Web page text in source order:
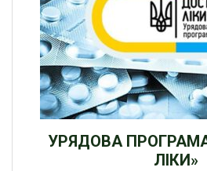
УРЯДОВА
ЛІКИ»